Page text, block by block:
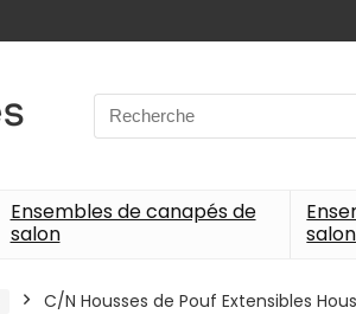
Search
for:
Ensembles de canapés de
salon
salon
C/N Housses de Pouf Extensibles